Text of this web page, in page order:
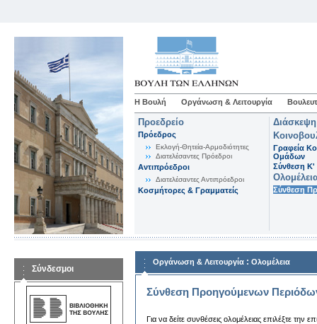
Η Βουλή Οργάνωση & Λειτουργία
Προεδρείο
Πρόεδρος
Εκλογή-Θητεία-Αρμοδιότητες
Διατελέσαντες Πρόεδροι
Αντιπρόεδροι
Διατελέσαντες Αντιπρόεδροι
Κοσμήτορες & Γραμματείς
Γραφεία
Ομάδων
Σύνθεση K'
Σύνθεση
Σύνδεσμοι
Οργάνωση & Λειτουργία : Ολομέλεια
Σύνθεση Προηγούμενων
Για να δείτε συνθέσεις ολομέλειας επιλέξτε την